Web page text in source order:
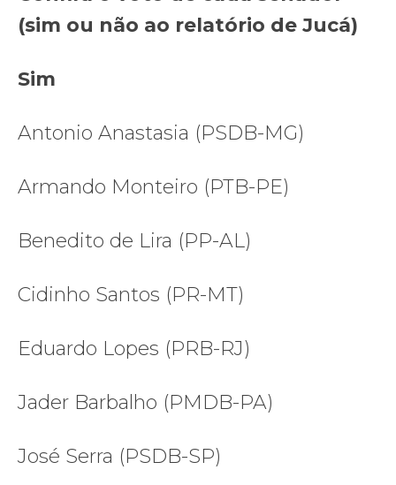
(sim ou não ao relatório de Jucá)
Sim
Antonio Anastasia (PSDB-MG)
Armando Monteiro (PTB-PE)
Benedito de Lira (PP-AL)
Cidinho Santos (PR-MT)
Eduardo Lopes (PRB-RJ)
Jader Barbalho (PMDB-PA)
José Serra (PSDB-SP)